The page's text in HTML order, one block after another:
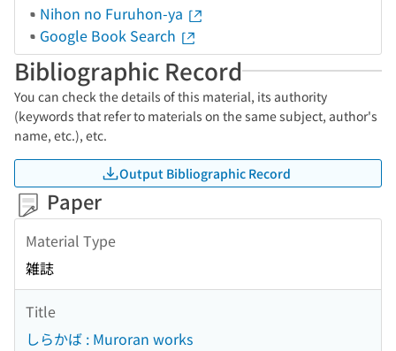
Nihon no Furuhon-ya
Google Book Search
Bibliographic Record
You can check the details of this material, its authority
(keywords that refer to materials on the same subject, author's
name, etc.), etc.
Output Bibliographic Record
Paper
Material Type
雑誌
Title
しらかば : Muroran works